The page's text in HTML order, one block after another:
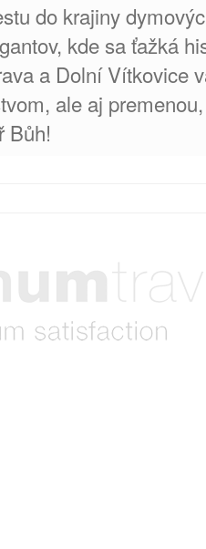
do krajiny
kde sa ťažká
a Dolní Vítkovice
ale aj
Bůh!